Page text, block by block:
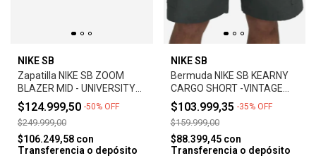
NIKE SB
Zapatilla NIKE SB ZOOM
BLAZER MID - UNIVERSITY
RED *Orange Label*
$124.999,50 -50% OFF
$249.999,00
$106.249,58 con
Transferencia o depósito
NIKE SB
Bermuda NIKE SB KEARNY
CARGO SHORT -VINTAGE
GREEN
$103.999,35 -35% OFF
$159.999,00
$88.399,45 con
Transferencia o depósito